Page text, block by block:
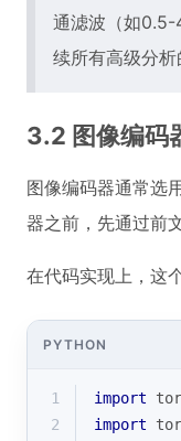
通滤波（如0.5-
续所有高级分
3.2 图像编码
图像编码器通常选
器之前，先通过前
在代码实现上，这
PYTHON
1 import
2
import